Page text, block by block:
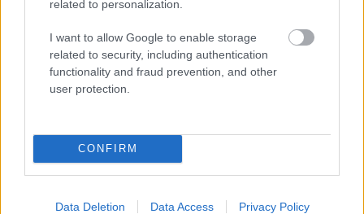
related to personalization.
I want to allow Google to enable storage
related to security, including authentication
functionality and fraud prevention, and other
user protection.
CONFIRM
Data Deletion Data Access Privacy Policy